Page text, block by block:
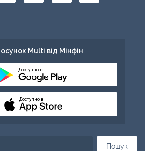
Пошук
Multi від Мінфін
Доступно в
Доступно в